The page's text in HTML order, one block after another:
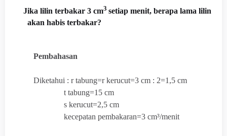
Jika lilin terbakar 3 cm3 setiap menit, berapa lama lilin
akan habis terbakar?
Pembahasan
Diketahui : r tabung=r kerucut=3 cm : 2=1,5 cm
t tabung=15 cm
s kerucut=2,5 cm
kecepatan pembakaran=3 cm³/menit